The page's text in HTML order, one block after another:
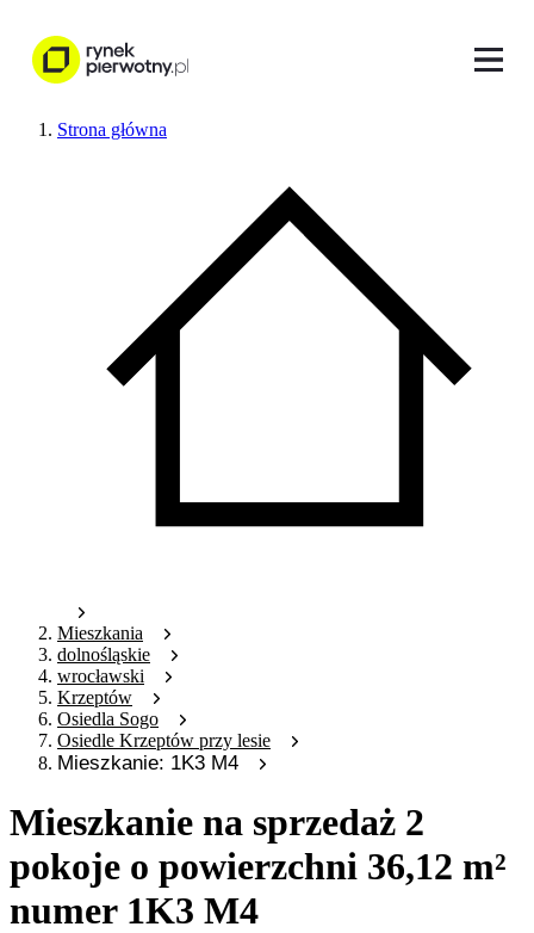
Strona główna
Mieszkania
dolnośląskie
wrocławski
Krzeptów
Osiedla Sogo
Osiedle Krzeptów przy lesie
Mieszkanie: 1K3 M4
Mieszkanie na sprzedaż 2
pokoje o powierzchni 36,12 m²
numer 1K3 M4